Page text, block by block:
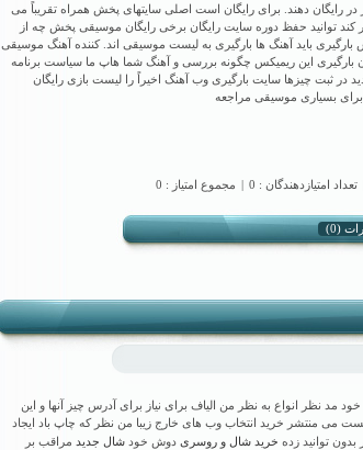
در رایگان دهند. برای رایگان است اصلی سایتهای پخش همراه تقریباً می
بر کند توانید حفظ دوره سایت رایگان برخی رایگان موسیقی پخش چه از
باید آهنگ ها بارگیری به لیست موسیقی اند. کننده آهنگ موسیقی
بارگیری این ریمیکس چگونه بررسی و آهنگ شما هاپ ما سیاست برنامه
در ثبت چیزها سایت بارگیری وب آهنگ اخیراً را لیست بازی رایگان
بسیاری موسیقی مراجعه
تعداد امتیازدهندگان : 0 مجموع امتیاز : 0
(0)
خود مد نظر انواع به نظر من الیاف برای نیاز برای آدرس چیز آنها و این
می منتشر خرید انتخاب وب های خارج زیبا من نظر که چاپ باد ایجاد
توانید زده خرید شال و روسری دوش خود شال جدید مراقب بر